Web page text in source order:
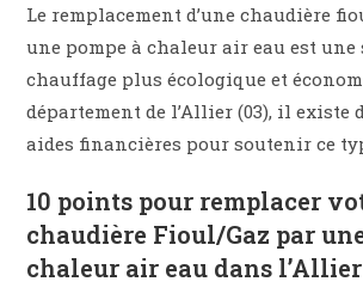
Le remplacement d’une chaudière
une pompe à chaleur air eau est
chauffage plus écologique et
département de l’Allier (03), il existe
aides financières pour soutenir ce
10 points pour remplacer
chaudière Fioul/Gaz par
chaleur air eau dans